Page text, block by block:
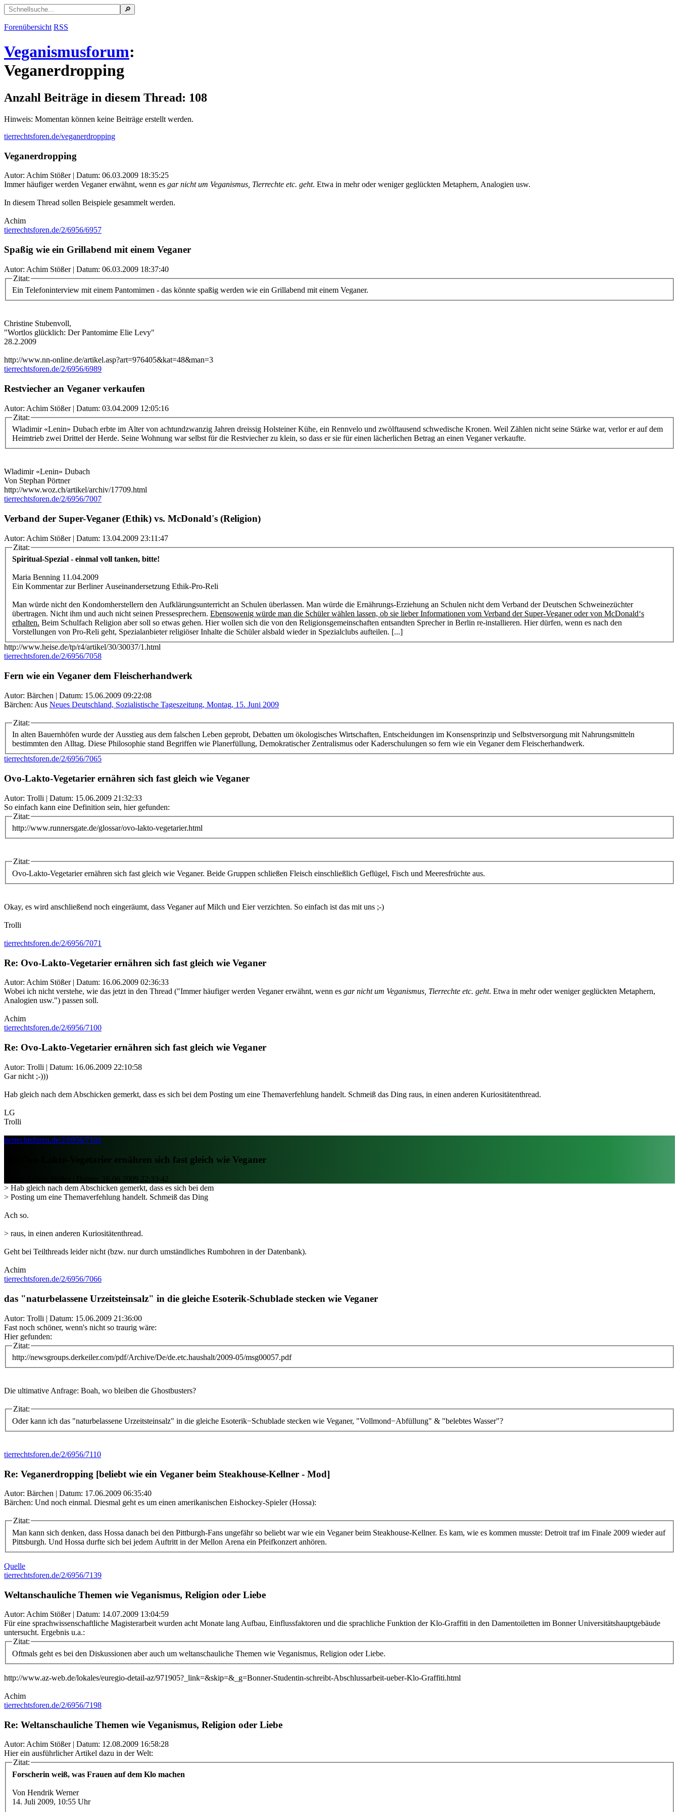
Forenübersicht RSS
Veganismusforum:
Veganerdropping
Anzahl Beiträge in diesem Thread: 108
Hinweis: Momentan können keine Beiträge erstellt werden.
tierrechtsforen.de/veganerdropping
Veganerdropping
Autor: Achim Stößer | Datum: 06.03.2009 18:35:25
Immer häufiger werden Veganer erwähnt, wenn es gar nicht um Veganismus, Tierrechte etc. geht. Etwa in mehr oder weniger geglückten Metaphern, Analogien usw.
In diesem Thread sollen Beispiele gesammelt werden.
Achim
tierrechtsforen.de/2/6956/6957
Spaßig wie ein Grillabend mit einem Veganer
Autor: Achim Stößer | Datum: 06.03.2009 18:37:40
Zitat:
Ein Telefoninterview mit einem Pantomimen - das könnte spaßig werden wie ein Grillabend mit einem Veganer.
Christine Stubenvoll,
"Wortlos glücklich: Der Pantomime Elie Levy"
28.2.2009
http://www.nn-online.de/artikel.asp?art=976405&kat=48&man=3
tierrechtsforen.de/2/6956/6989
Restviecher an Veganer verkaufen
Autor: Achim Stößer | Datum: 03.04.2009 12:05:16
Zitat:
Wladimir «Lenin» Dubach erbte im Alter von achtundzwanzig Jahren dreissig Holsteiner Kühe, ein Rennvelo und zwölftausend schwedische Kronen. Weil Zählen nicht seine Stärke war, verlor er auf dem
Heimtrieb zwei Drittel der Herde. Seine Wohnung war selbst für die Restviecher zu klein, so dass er sie für einen lächerlichen Betrag an einen Veganer verkaufte.
Wladimir «Lenin» Dubach
Von Stephan Pörtner
http://www.woz.ch/artikel/archiv/17709.html
tierrechtsforen.de/2/6956/7007
Verband der Super-Veganer (Ethik) vs. McDonald's (Religion)
Autor: Achim Stößer | Datum: 13.04.2009 23:11:47
Zitat:
Spiritual-Spezial - einmal voll tanken, bitte!
Maria Benning 11.04.2009
Ein Kommentar zur Berliner Auseinandersetzung Ethik-Pro-Reli
Man würde nicht den Kondomherstellern den Aufklärungsunterricht an Schulen überlassen. Man würde die Ernährungs-Erziehung an Schulen nicht dem Verband der Deutschen Schweinezüchter
übertragen. Nicht ihm und auch nicht seinen Pressesprechern. Ebensowenig würde man die Schüler wählen lassen, ob sie lieber Informationen vom Verband der Super-Veganer oder von McDonald‘s
erhalten. Beim Schulfach Religion aber soll so etwas gehen. Hier wollen sich die von den Religionsgemeinschaften entsandten Sprecher in Berlin re-installieren. Hier dürfen, wenn es nach den
Vorstellungen von Pro-Reli geht, Spezialanbieter religiöser Inhalte die Schüler alsbald wieder in Spezialclubs aufteilen. [...]
http://www.heise.de/tp/r4/artikel/30/30037/1.html
tierrechtsforen.de/2/6956/7058
Fern wie ein Veganer dem Fleischerhandwerk
Autor: Bärchen | Datum: 15.06.2009 09:22:08
Bärchen: Aus Neues Deutschland, Sozialistische Tageszeitung, Montag, 15. Juni 2009
Zitat:
In alten Bauernhöfen wurde der Ausstieg aus dem falschen Leben geprobt, Debatten um ökologisches Wirtschaften, Entscheidungen im Konsensprinzip und Selbstversorgung mit Nahrungsmitteln
bestimmten den Alltag. Diese Philosophie stand Begriffen wie Planerfüllung, Demokratischer Zentralismus oder Kaderschulungen so fern wie ein Veganer dem Fleischerhandwerk.
tierrechtsforen.de/2/6956/7065
Ovo-Lakto-Vegetarier ernähren sich fast gleich wie Veganer
Autor: Trolli | Datum: 15.06.2009 21:32:33
So einfach kann eine Definition sein, hier gefunden:
Zitat:
http://www.runnersgate.de/glossar/ovo-lakto-vegetarier.html
Zitat:
Ovo-Lakto-Vegetarier ernähren sich fast gleich wie Veganer. Beide Gruppen schließen Fleisch einschließlich Geflügel, Fisch und Meeresfrüchte aus.
Okay, es wird anschließend noch eingeräumt, dass Veganer auf Milch und Eier verzichten. So einfach ist das mit uns ;-)
Trolli
tierrechtsforen.de/2/6956/7071
Re: Ovo-Lakto-Vegetarier ernähren sich fast gleich wie Veganer
Autor: Achim Stößer | Datum: 16.06.2009 02:36:33
Wobei ich nicht verstehe, wie das jetzt in den Thread ("Immer häufiger werden Veganer erwähnt, wenn es gar nicht um Veganismus, Tierrechte etc. geht. Etwa in mehr oder weniger geglückten Metaphern,
Analogien usw.") passen soll.
Achim
tierrechtsforen.de/2/6956/7100
Re: Ovo-Lakto-Vegetarier ernähren sich fast gleich wie Veganer
Autor: Trolli | Datum: 16.06.2009 22:10:58
Gar nicht ;-)))
Hab gleich nach dem Abschicken gemerkt, dass es sich bei dem Posting um eine Themaverfehlung handelt. Schmeiß das Ding raus, in einen anderen Kuriositätenthread.
LG
Trolli
tierrechtsforen.de/2/6956/7101
Re: Ovo-Lakto-Vegetarier ernähren sich fast gleich wie Veganer
16.06.2009 22:33:42
> Hab gleich nach dem Abschicken gemerkt, dass es sich bei dem
> Posting um eine Themaverfehlung handelt. Schmeiß das Ding
Ach so.
> raus, in einen anderen Kuriositätenthread.
Geht bei Teilthreads leider nicht (bzw. nur durch umständliches Rumbohren in der Datenbank).
Achim
tierrechtsforen.de/2/6956/7066
das "naturbelassene Urzeitsteinsalz" in die gleiche Esoterik-Schublade stecken wie Veganer
Autor: Trolli | Datum: 15.06.2009 21:36:00
Fast noch schöner, wenn's nicht so traurig wäre:
Hier gefunden:
Zitat:
http://newsgroups.derkeiler.com/pdf/Archive/De/de.etc.haushalt/2009-05/msg00057.pdf
Die ultimative Anfrage: Boah, wo bleiben die Ghostbusters?
Zitat:
Oder kann ich das "naturbelassene Urzeitsteinsalz" in die gleiche Esoterik−Schublade stecken wie Veganer, "Vollmond−Abfüllung" & "belebtes Wasser"?
tierrechtsforen.de/2/6956/7110
Re: Veganerdropping [beliebt wie ein Veganer beim Steakhouse-Kellner - Mod]
Autor: Bärchen | Datum: 17.06.2009 06:35:40
Bärchen: Und noch einmal. Diesmal geht es um einen amerikanischen Eishockey-Spieler (Hossa):
Zitat:
Man kann sich denken, dass Hossa danach bei den Pittburgh-Fans ungefähr so beliebt war wie ein Veganer beim Steakhouse-Kellner. Es kam, wie es kommen musste: Detroit traf im Finale 2009 wieder auf
Pittsburgh. Und Hossa durfte sich bei jedem Auftritt in der Mellon Arena ein Pfeifkonzert anhören.
Quelle
tierrechtsforen.de/2/6956/7139
Weltanschauliche Themen wie Veganismus, Religion oder Liebe
Autor: Achim Stößer | Datum: 14.07.2009 13:04:59
Für eine sprachwissenschaftliche Magisterarbeit wurden acht Monate lang Aufbau, Einflussfaktoren und die sprachliche Funktion der Klo-Graffiti in den Damentoiletten im Bonner Universitätshauptgebäude
untersucht. Ergebnis u.a.:
Zitat:
Oftmals geht es bei den Diskussionen aber auch um weltanschauliche Themen wie Veganismus, Religion oder Liebe.
http://www.az-web.de/lokales/euregio-detail-az/971905?_link=&skip=&_g=Bonner-Studentin-schreibt-Abschlussarbeit-ueber-Klo-Graffiti.html
Achim
tierrechtsforen.de/2/6956/7198
Re: Weltanschauliche Themen wie Veganismus, Religion oder Liebe
Autor: Achim Stößer | Datum: 12.08.2009 16:58:28
Hier ein ausführlicher Artikel dazu in der Welt:
Zitat:
Forscherin weiß, was Frauen auf dem Klo machen
Von Hendrik Werner
14. Juli 2009, 10:55 Uhr